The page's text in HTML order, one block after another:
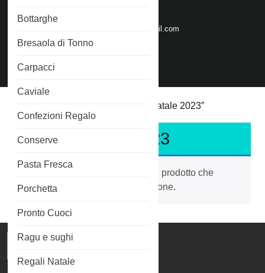
Bottarghe
Bresaola di Tonno
Carpacci
Caviale
Confezioni Regalo
Conserve
Pasta Fresca
Porchetta
Pronto Cuoci
Ragu e sughi
Regali Natale
salumeriaittica@gmail.comEmail
Number
/ Prodotti taggati “regali di natale 2023”
regali di natale 2023
Non è stato trovato nessun prodotto che
corrisponde alla tua selezione.
Salmone Affumicato